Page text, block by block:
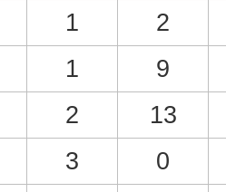
1
2
1
9
2
13
3
0